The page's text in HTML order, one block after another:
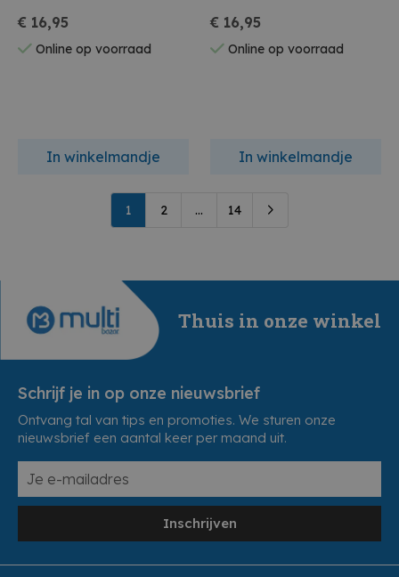
€ 16,95
Online op voorraad
In winkelmandje
€ 16,95
Online op voorraad
In winkelmandje
1 2 ... 14
Thuis in onze winkel
Schrijf je in op onze nieuwsbrief
Ontvang tal van tips en promoties. We sturen onze
nieuwsbrief een aantal keer per maand uit.
Inschrijven